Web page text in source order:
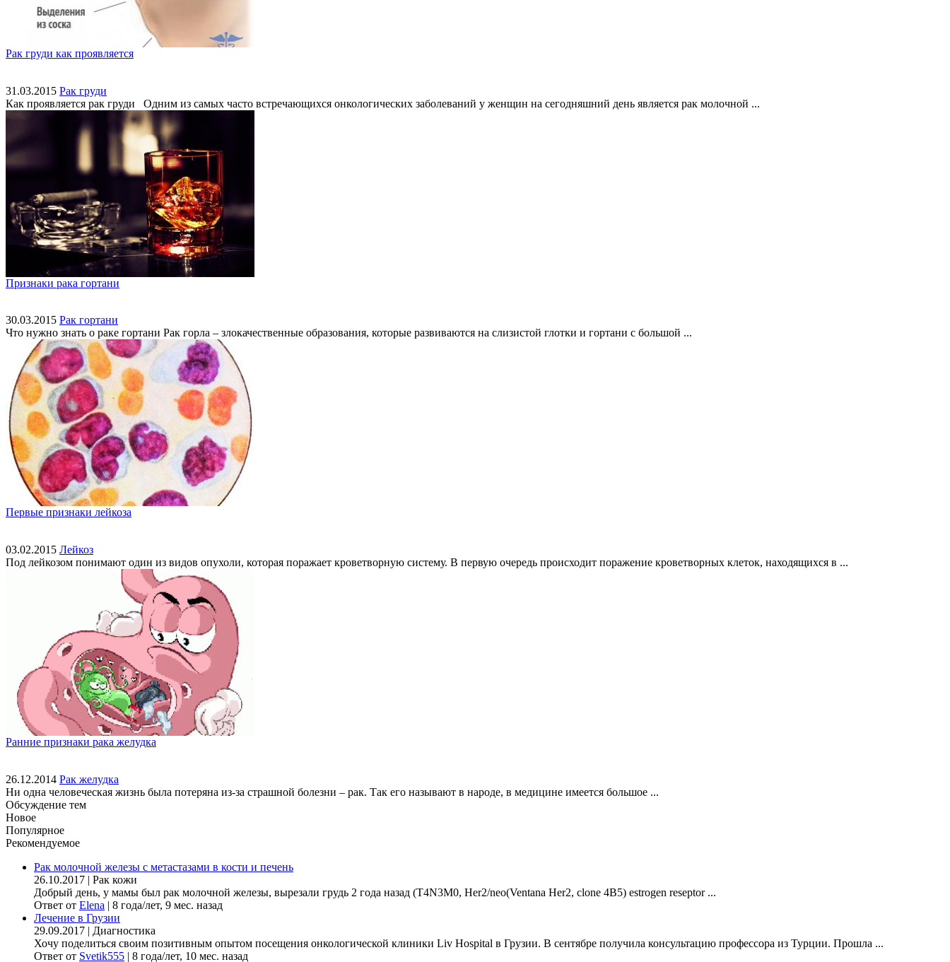
Рак груди как проявляется
31.03.2015 Рак груди
Как проявляется рак груди Одним из самых часто встречающихся онкологических заболеваний у женщин на сегодняшний день является рак молочной ...
Признаки рака гортани
30.03.2015 Рак гортани
Что нужно знать о раке гортани Рак горла – злокачественные образования, которые развиваются на слизистой глотки и гортани с большой ...
Первые признаки лейкоза
03.02.2015 Лейкоз
Под лейкозом понимают один из видов опухоли, которая поражает кроветворную систему. В первую очередь происходит поражение кроветворных клеток, находящихся в ...
Ранние признаки рака желудка
26.12.2014 Рак желудка
Ни одна человеческая жизнь была потеряна из-за страшной болезни – рак. Так его называют в народе, в медицине имеется большое ...
Обсуждение тем
Новое
Популярное
Рекомендуемое
Рак молочной железы с метастазами в кости и печень
26.10.2017 | Рак кожи
Добрый день, у мамы был рак молочной железы, вырезали грудь 2 года назад (Т4N3M0, Her2/neo(Ventana Her2, clone 4B5) estrogen reseptor ...
Ответ от Elena | 8 года/лет, 9 мес. назад
Лечение в Грузии
29.09.2017 | Диагностика
Хочу поделиться своим позитивным опытом посещения онкологической клиники Liv Hospital в Грузии. В сентябре получила консультацию профессора из Турции. Прошла ...
Ответ от Svetik555 | 8 года/лет, 10 мес. назад